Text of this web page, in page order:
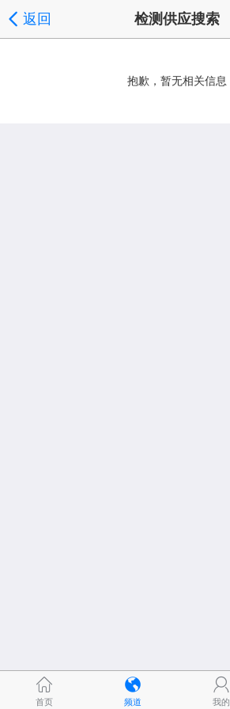
返回 检测供应搜索
抱歉，暂无相关信息
首页 频道 我的